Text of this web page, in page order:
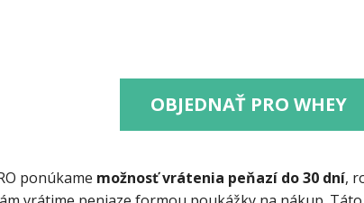
OBJEDNAŤ PRO WHEY
ponúkame možnosť vrátenia peňazí do 30 dní,